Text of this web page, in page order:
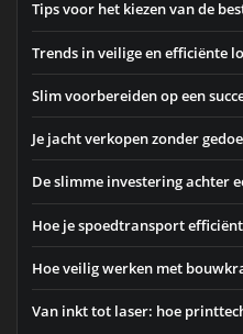
Tips voor het kiezen van de
Trends in veilige en efficiënte
Slim voorbereiden op een
Je jacht verkopen zonder
De slimme investering achter
Hoe je spoedtransport
Hoe veilig werken met
Van inkt tot laser: hoe